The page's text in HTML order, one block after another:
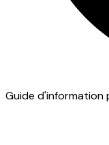
Guide d'information